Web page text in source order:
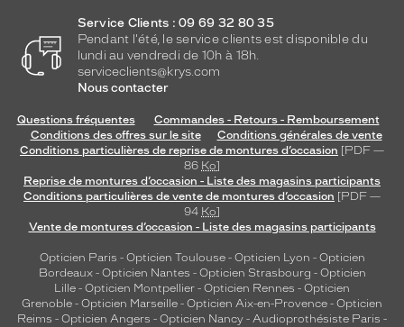
Service Clients : 09 69 32 80 35
Pendant l'été, le service clients est disponible du
lundi au vendredi de 10h à 18h.
serviceclients@krys.com
Nous contacter
Questions fréquentes
Commandes - Retours - Remboursement
Conditions des offres sur le site
Conditions générales de vente
Conditions particulières de reprise de montures d’occasion [PDF —
86 Ko]
Reprise de montures d’occasion - Liste des magasins participants
Conditions particulières de vente de montures d’occasion [PDF —
94 Ko]
Vente de montures d’occasion - Liste des magasins participants
Opticien Paris - Opticien Toulouse- Opticien Lyon - Opticien
Bordeaux- Opticien Nantes - Opticien Strasbourg - Opticien
Lille - Opticien Montpellier - Opticien Rennes - Opticien
Grenoble - Opticien Marseille - Opticien Aix-en-Provence - Opticien
Reims - Opticien Angers - Opticien Nancy - Audioprothésiste Paris -